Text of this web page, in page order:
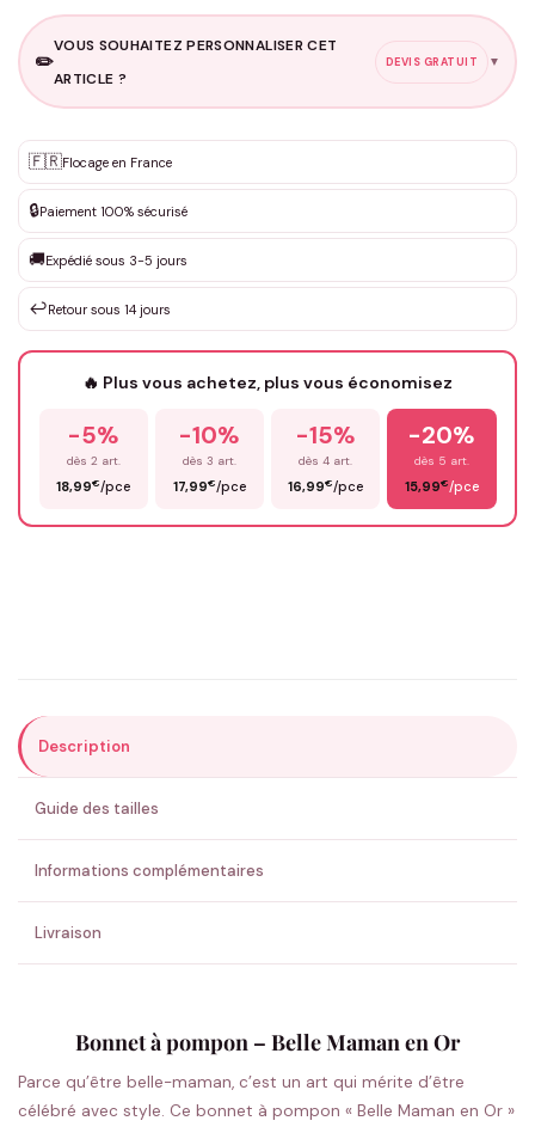
✏️
VOUS SOUHAITEZ PERSONNALISER CET
ARTICLE ?
DEVIS GRATUIT ▼
✨ Personnalisation sur mesure
DEVIS GRATUIT · Personnalisation de 3 à 10€ selon la demande
Que souhaitez-vous ?*
Votre texte / idée*
Prénom*
ENVOYER MA DEMANDE ✨
💚 Retour sous 24-48h🇫🇷 Flocage en France✅ Validation avant fabrication
🇫🇷Flocage en France
🔒Paiement 100% sécurisé
🚚Expédié sous 3-5 jours
↩️Retour sous 14 jours
🔥 Plus vous achetez, plus vous économisez
-5%
dès 2 art.
18,99€/pce
-10%
dès 3 art.
17,99€/pce
-15%
dès 4 art.
16,99€/pce
-20%
dès 5 art.
15,99€/pce
Description
Guide des tailles
Informations complémentaires
Livraison
Bonnet à pompon – Belle Maman en Or
Parce qu’être belle-maman, c’est un art qui mérite d’être
célébré avec style. Ce bonnet à pompon « Belle Maman en Or »